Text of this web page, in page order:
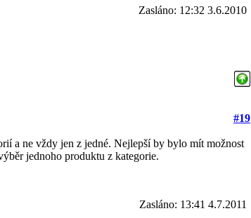
Zasláno: 12:32 3.6.2010
#19
a ne vždy jen z jedné. Nejlepší by bylo mít možnost
jednoho produktu z kategorie.
Zasláno: 13:41 4.7.2011